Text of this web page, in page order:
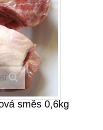
směs 0,6kg